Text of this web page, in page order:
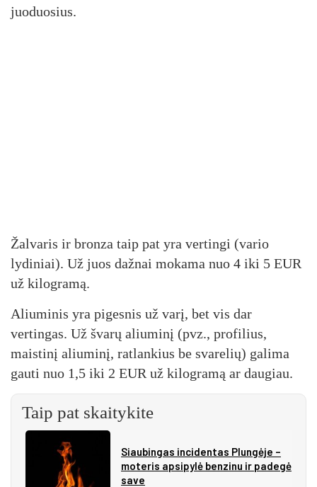
juoduosius.
Žalvaris ir bronza taip pat yra vertingi (vario
lydiniai). Už juos dažnai mokama nuo 4 iki 5 EUR
už kilogramą.
Aliuminis yra pigesnis už varį, bet vis dar
vertingas. Už švarų aliuminį (pvz., profilius,
maistinį aliuminį, ratlankius be svarelių) galima
gauti nuo 1,5 iki 2 EUR už kilogramą ar daugiau.
Taip pat skaitykite
Siau­bin­gas in­ci­den­tas Plun­gė­je –
mo­te­ris ap­si­py­lė ben­zi­nu ir pa­de­gė
sa­ve